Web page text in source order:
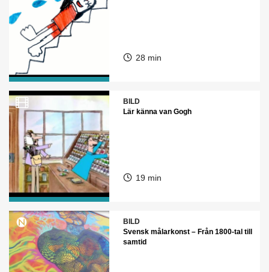
28 min
BILD
Lär känna van Gogh
19 min
BILD
Svensk målarkonst – Från 1800-tal till
samtid